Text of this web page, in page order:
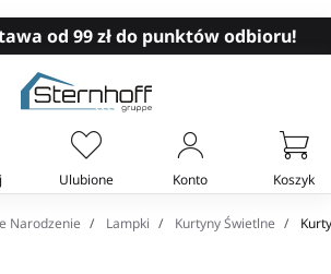
od 99 zł do punktów odbioru!
Ulubione Konto Koszyk
Narodzenie Lampki Kurtyny Świetlne